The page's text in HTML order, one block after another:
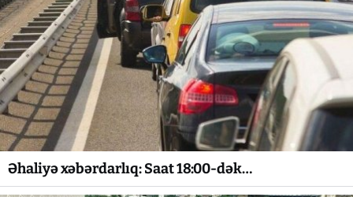
Əhaliyə xəbərdarlıq: Saat 18:00-dək…